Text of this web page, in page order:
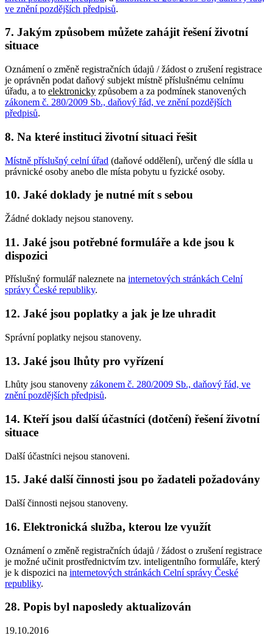
ve znění pozdějších předpisů.
7. Jakým způsobem můžete zahájit řešení životní
situace
Oznámení o změně registračních údajů / žádost o zrušení registrace
je oprávněn podat daňový subjekt místně příslušnému celnímu
úřadu, a to elektronicky způsobem a za podmínek stanovených
zákonem č. 280/2009 Sb., daňový řád, ve znění pozdějších
předpisů.
8. Na které instituci životní situaci řešit
Místně příslušný celní úřad (daňové oddělení), určený dle sídla u
právnické osoby anebo dle místa pobytu u fyzické osoby.
10. Jaké doklady je nutné mít s sebou
Žádné doklady nejsou stanoveny.
11. Jaké jsou potřebné formuláře a kde jsou k
dispozici
Příslušný formulář naleznete na internetových stránkách Celní
správy České republiky.
12. Jaké jsou poplatky a jak je lze uhradit
Správní poplatky nejsou stanoveny.
13. Jaké jsou lhůty pro vyřízení
Lhůty jsou stanoveny zákonem č. 280/2009 Sb., daňový řád, ve
znění pozdějších předpisů.
14. Kteří jsou další účastníci (dotčení) řešení životní
situace
Další účastníci nejsou stanoveni.
15. Jaké další činnosti jsou po žadateli požadovány
Další činnosti nejsou stanoveny.
16. Elektronická služba, kterou lze využít
Oznámení o změně registračních údajů / žádost o zrušení registrace
je možné učinit prostřednictvím tzv. inteligentního formuláře, který
je k dispozici na internetových stránkách Celní správy České
republiky.
28. Popis byl naposledy aktualizován
19.10.2016